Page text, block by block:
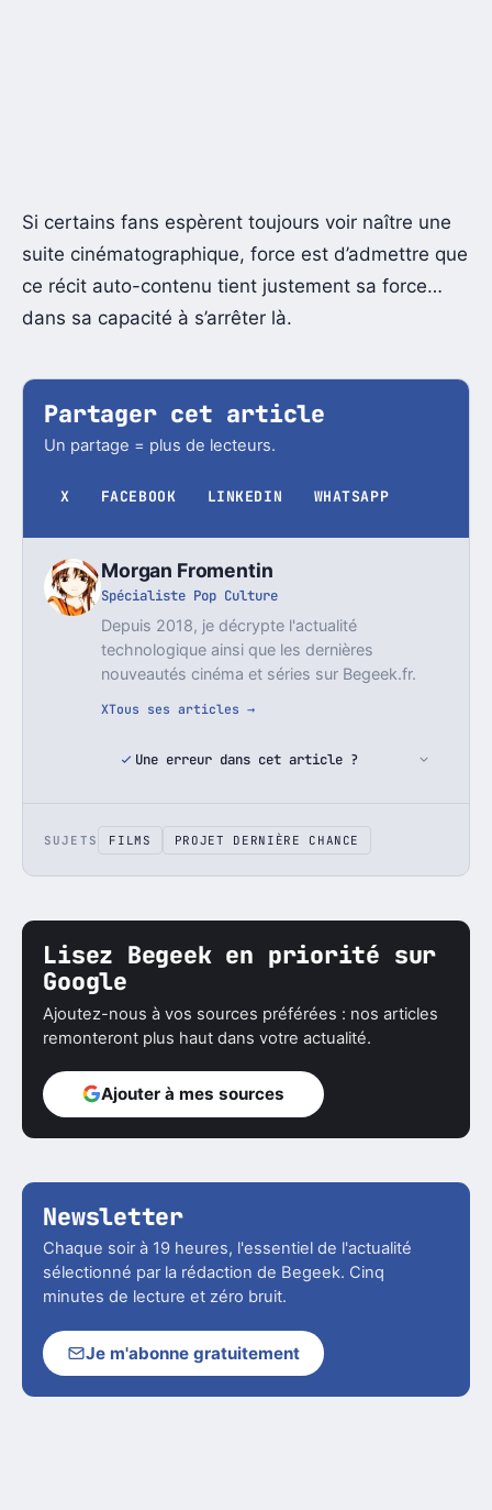
Si certains fans espèrent toujours voir naître une
suite cinématographique, force est d’admettre que
ce récit auto-contenu tient justement sa force…
dans sa capacité à s’arrêter là.
Partager cet article
Un partage = plus de lecteurs.
X FACEBOOK LINKEDIN WHATSAPP
Morgan Fromentin
Spécialiste Pop Culture
Depuis 2018, je décrypte l'actualité
technologique ainsi que les dernières
nouveautés cinéma et séries sur Begeek.fr.
XTous ses articles →
Une erreur dans cet article ?
SUJETS FILMS PROJET DERNIÈRE CHANCE
Lisez Begeek en priorité sur
Google
Ajoutez-nous à vos sources préférées : nos articles
remonteront plus haut dans votre actualité.
Ajouter à mes sources
Newsletter
Chaque soir à 19 heures, l'essentiel de l'actualité
sélectionné par la rédaction de Begeek. Cinq
minutes de lecture et zéro bruit.
Je m'abonne gratuitement